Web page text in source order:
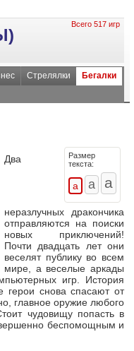
Всего 517 игр
Стрелялки
Бегалки
Размер
текста:
Два
неразлучных дракончика
отправляются на поиски
новых приключений!
Почти двадцать лет они
веселят публику во всем
мире, а веселые аркады
игр. История
снова спасают от
главное оружие любого
чудовищу попасть в
беспомощным и